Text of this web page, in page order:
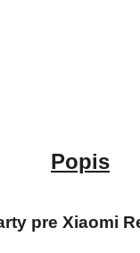
Popis
pre Xiaomi